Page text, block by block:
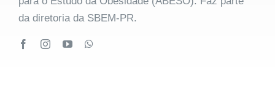
da diretoria da SBEM-PR.